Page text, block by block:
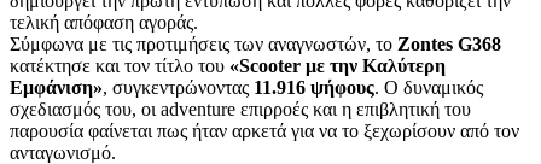
τελική απόφαση αγοράς.
Σύμφωνα με τις προτιμήσεις των αναγνωστών, το Zontes G368
κατέκτησε και τον τίτλο του «Scooter με την Καλύτερη
Εμφάνιση», συγκεντρώνοντας 11.916 ψήφους. Ο δυναμικός
σχεδιασμός του, οι adventure επιρροές και η επιβλητική του
παρουσία φαίνεται πως ήταν αρκετά για να το ξεχωρίσουν από τον
ανταγωνισμό.